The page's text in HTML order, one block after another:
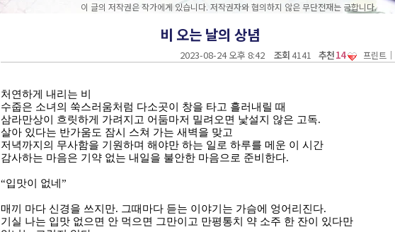
이 글의 저작권은 작가에게 있습니다. 저작권자와 협의하지 않은 무단전재는 금합니다.
비 오는 날의 상념
2023-08-24 오후 8:42 조회 4141 추천14 프린트 ｜
처연하게 내리는 비
수줍은 소녀의 쑥스러움처럼 다소곳이 창을 타고 흘러내릴 때
삼라만상이 흐릿하게 가려지고 어둠마저 밀려오면 낯설지 않은 고독.
살아 있다는 반가움도 잠시 스쳐 가는 새벽을 맞고
저녁까지의 무사함을 기원하며 해야만 하는 일로 하루를 메운 이 시간
감사하는 마음은 기약 없는 내일을 불안한 마음으로 준비한다.
“입맛이 없네 ”
매끼 마다 신경을 쓰지만. 그때마다 듣는 이야기는 가슴에 엉어리진다.
기실 나는 입맛 없으면 안 먹으면 그만이고 만평통치 약 소주 한 잔이 있다만